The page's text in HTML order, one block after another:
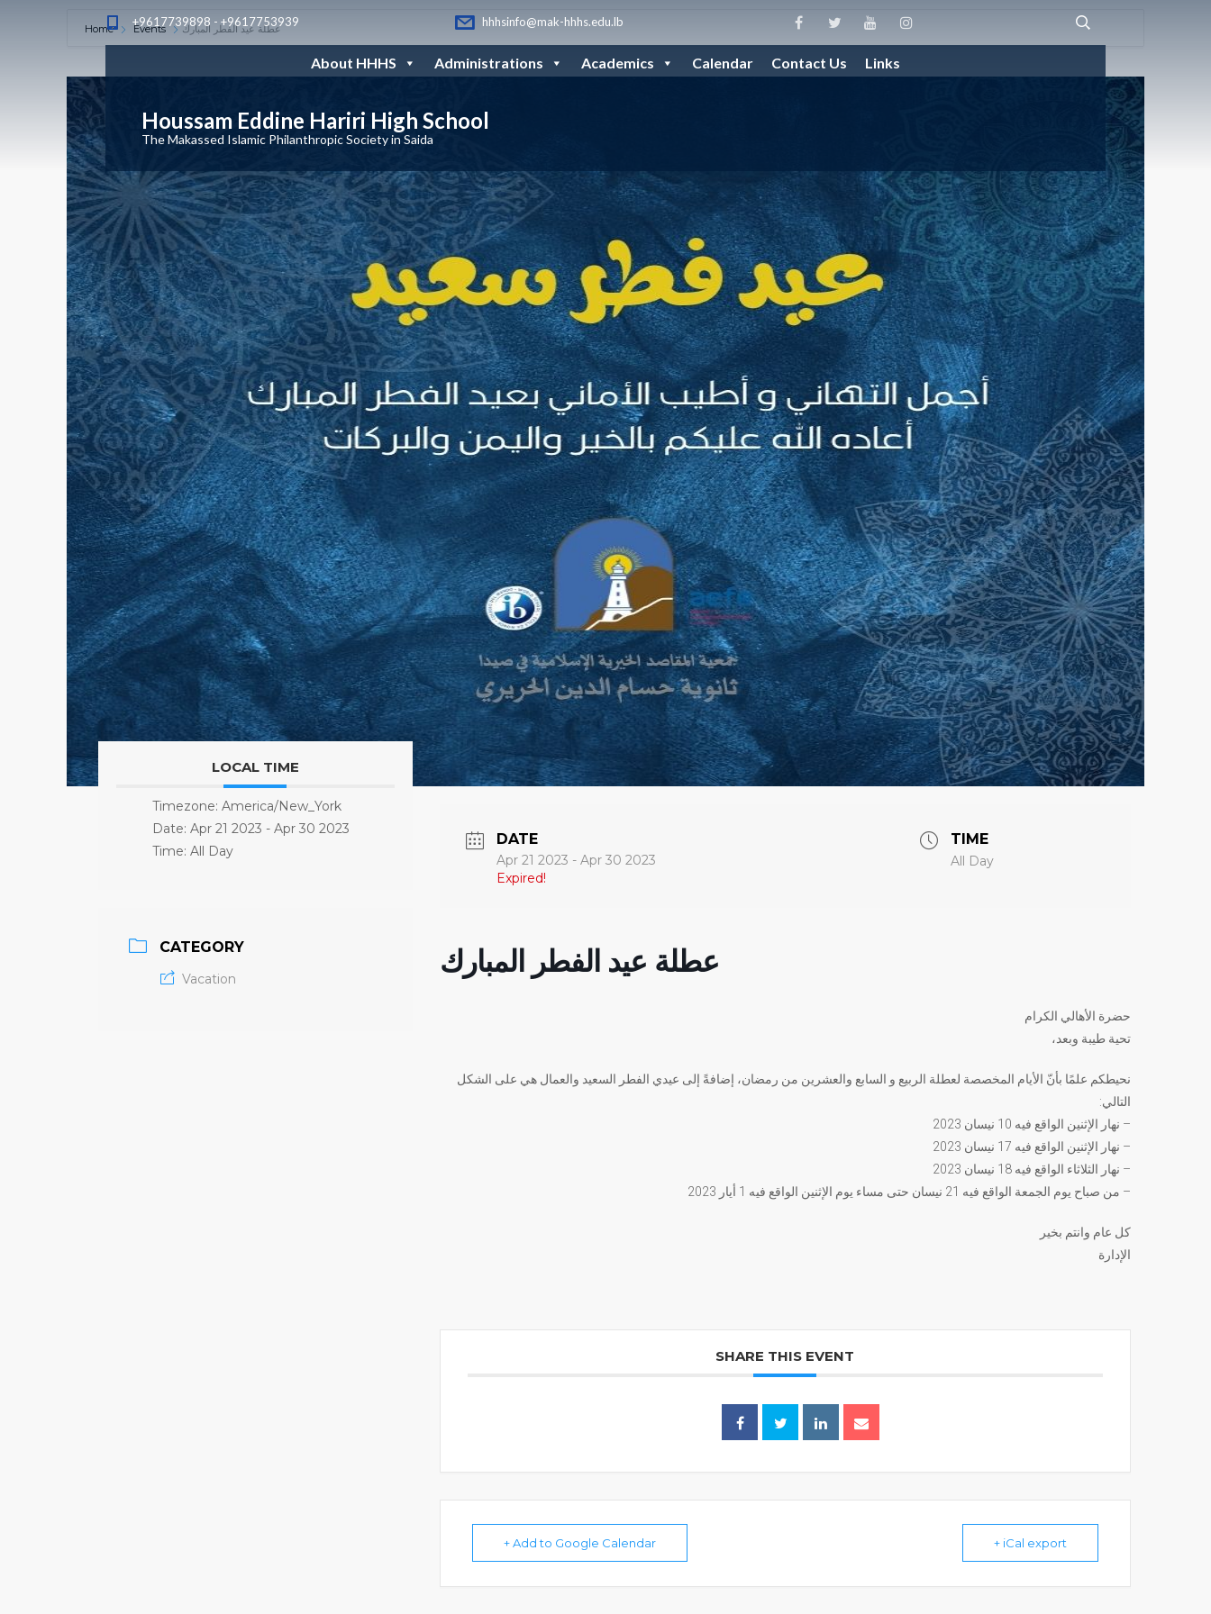
+9617739898 - +9617753939 hhhsinfo@mak-hhhs.edu.lb
About HHHS Administrations Academics Calendar Contact Us Links
Houssam Eddine Hariri High School
The Makassed Islamic Philanthropic Society in Saida
Home Events عطلة عيد الفطر المبارك
LOCAL TIME
Timezone: America/New_York
Date: Apr 21 2023 - Apr 30 2023
Time: All Day
CATEGORY
Vacation
DATE
Apr 21 2023 - Apr 30 2023
Expired!
TIME
All Day
عطلة عيد الفطر المبارك
حضرة الأهالي الكرام
تحية طيبة وبعد،
نحيطكم علمًا بأنّ الأيام المخصصة لعطلة الربيع و السابع والعشرين من رمضان، إضافةً إلى عيدي الفطر السعيد والعمال هي على الشكل
التالي:
– نهار الإثنين الواقع فيه 10 نيسان 2023
– نهار الإثنين الواقع فيه 17 نيسان 2023
– نهار الثلاثاء الواقع فيه 18 نيسان 2023
– من صباح يوم الجمعة الواقع فيه 21 نيسان حتى مساء يوم الإثنين الواقع فيه 1 أيار 2023
كل عام وانتم بخير
الإدارة
SHARE THIS EVENT
+ Add to Google Calendar + iCal export